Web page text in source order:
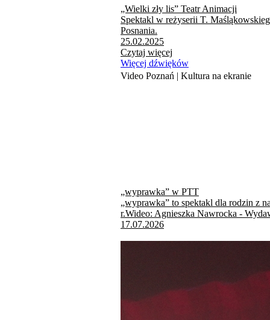
„Wielki zły lis” Teatr Animacji
Spektakl w reżyserii T.
Posnania.
25.02.2025
Czytaj więcej
Więcej dźwięków
Video Poznań | Kultura na ekranie
„wyprawka” w PTT
„wyprawka” to spektakl dla rodzin z
r.Wideo: Agnieszka Nawrocka -
17.07.2026